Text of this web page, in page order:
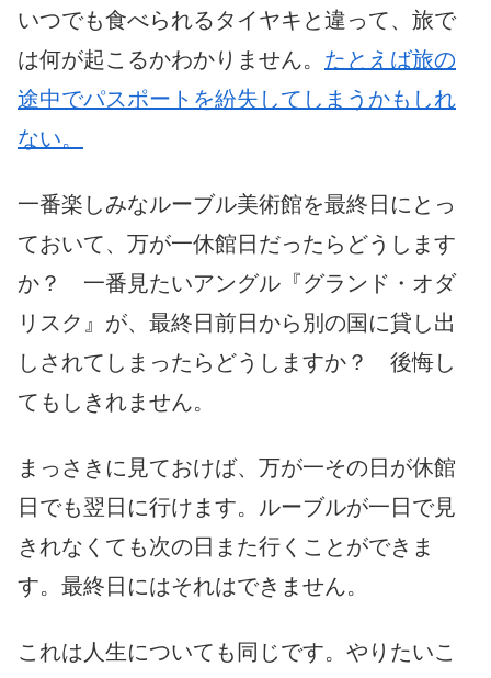
いつでも食べられるタイヤキと違って、旅で
は何が起こるかわかりません。 たとえば旅の
途中でパスポートを紛失してしまうかもしれ
ない。
一番楽しみなルーブル美術館を最終日にとっ
ておいて、万が一休館日だったらどうします
か？ 一番見たいアングル『グランド・オダ
リスク』が、最終日前日から別の国に貸し出
しされてしまったらどうしますか？ 後悔し
てもしきれません。
まっさきに見ておけば、万が一その日が休館
日でも翌日に行けます。ルーブルが一日で見
きれなくても次の日また行くことができま
す。最終日にはそれはできません。
これは人生についても同じです。やりたいこ